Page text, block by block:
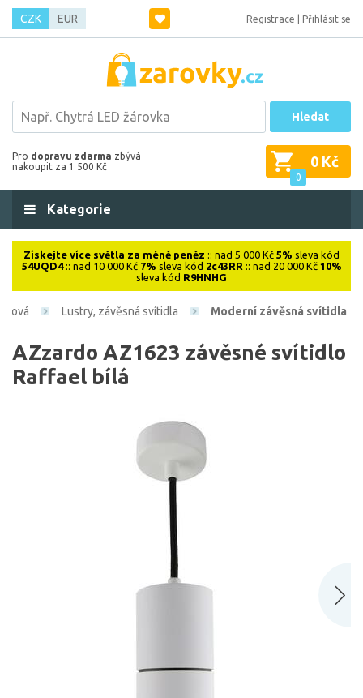
CZK EUR Registrace Přihlásit se
Hledat
Pro dopravu zdarma zbývá
nakoupit za 1 500 Kč
0
0 Kč
Kategorie
Získejte více světla za méně peněz :: nad 5 000 Kč 5% sleva kód
54UQD4:: nad 10 000 Kč 7% sleva kód 2c43RR :: nad 20 000 Kč 10%
sleva kód R9HNHG
Lustry, závěsná svítidla Moderní závěsná svítidla
AZzardo AZ1623 závěsné svítidlo
Raffael bílá